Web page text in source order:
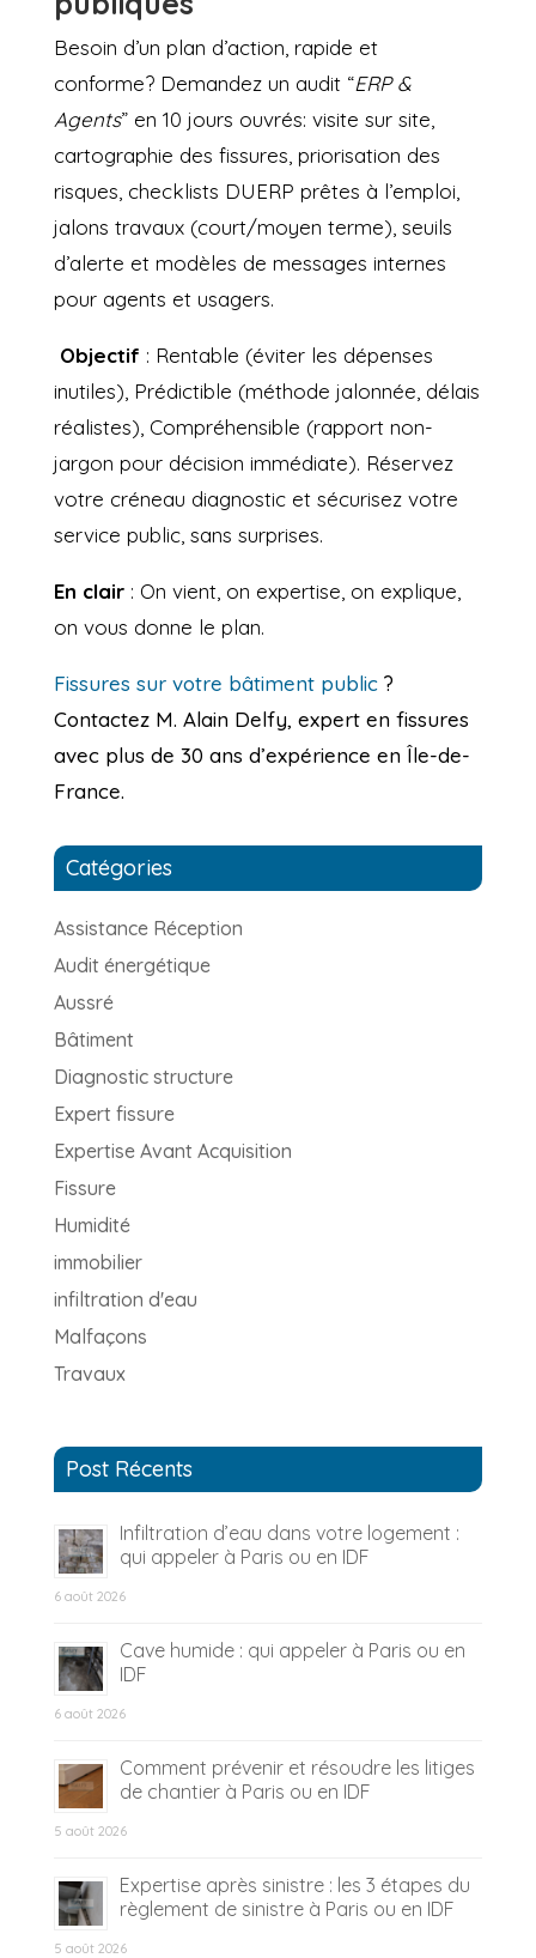
Besoin d’un plan d’action, rapide et
conforme? Demandez un audit “ERP &
Agents” en 10 jours ouvrés: visite sur site,
cartographie des fissures, priorisation des
risques, checklists DUERP prêtes à l’emploi,
jalons travaux (court/moyen terme), seuils
d’alerte et modèles de messages internes
pour agents et usagers.
Objectif : Rentable (éviter les dépenses
inutiles), Prédictible (méthode jalonnée, délais
réalistes), Compréhensible (rapport non-
jargon pour décision immédiate). Réservez
votre créneau diagnostic et sécurisez votre
service public, sans surprises.
En clair: On vient, on expertise, on explique,
on vous donne le plan.
Fissures sur votre bâtiment public?
Contactez M. Alain Delfy, expert en fissures
avec plus de 30 ans d’expérience en Île-de-
France.
Catégories
Assistance Réception
Audit énergétique
Aussré
Bâtiment
Diagnostic structure
Expert fissure
Expertise Avant Acquisition
Fissure
Humidité
immobilier
infiltration d'eau
Malfaçons
Travaux
Post Récents
Infiltration d’eau dans votre logement :
qui appeler à Paris ou en IDF
6 août 2026
Cave humide : qui appeler à Paris ou en
IDF
6 août 2026
Comment prévenir et résoudre les litiges
de chantier à Paris ou en IDF
5 août 2026
Expertise après sinistre : les 3 étapes du
règlement de sinistre à Paris ou en IDF
5 août 2026